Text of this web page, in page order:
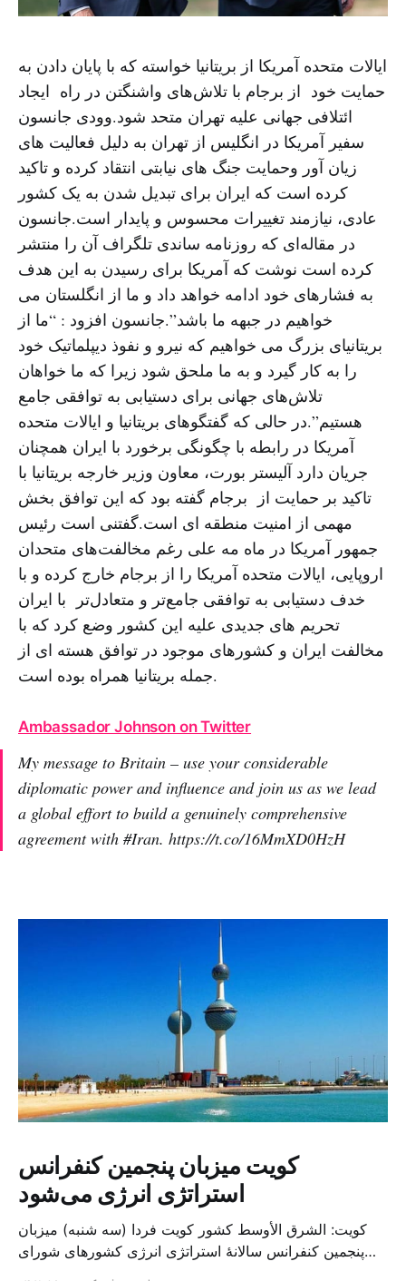
ایالات متحده آمریکا از بریتانیا خواسته که با پایان دادن به
حمایت خود از برجام با تلاش‌های واشنگتن در راه ایجاد
ائتلافی جهانی علیه تهران متحد شود.وودی جانسون
سفیر آمریکا در انگلیس از تهران به دلیل فعالیت های
زیان آور وحمایت جنگ های نیابتی انتقاد کرده و تاکید
کرده است که ایران برای تبدیل شدن به یک کشور
عادی، نیازمند تغییرات محسوس و پایدار است.جانسون
در مقاله‌ای که روزنامه ساندی تلگراف آن را منتشر
کرده است نوشت که آمریکا برای رسیدن به این هدف
به فشارهای خود ادامه خواهد داد و ما از انگلستان می
خواهیم در جبهه ما باشد”.جانسون افزود : “ما از
بریتانیای بزرگ می خواهیم که نیرو و نفوذ دیپلماتیک خود
را به کار گیرد و به ما ملحق شود زیرا که ما خواهان
تلاش‌های جهانی برای دستیابی به توافقی جامع
هستیم”.در حالی که گفتگوهای بریتانیا و ایالات متحده
آمریکا در رابطه با چگونگی برخورد با ایران همچنان
جریان دارد آلیستر بورت، معاون وزیر خارجه بریتانیا با
تاکید بر حمایت از برجام گفته بود که این توافق بخش
مهمی از امنیت منطقه ای است.گفتنی است رئیس
جمهور آمریکا در ماه مه علی رغم مخالفت‌های متحدان
اروپایی، ایالات متحده آمریکا را از برجام خارج کرده و با
خدف دستیابی به توافقی جامع‌تر و متعادل‌تر با ایران
تحریم های جدیدی علیه این کشور وضع کرد که با
مخالفت ایران و کشورهای موجود در توافق هسته ای از
جمله بریتانیا همراه بوده است.
Ambassador Johnson on Twitter
My message to Britain – use your considerable
diplomatic power and influence and join us as we lead
a global effort to build a genuinely comprehensive
agreement with #Iran. https://t.co/16MmXD0HzH
کویت میزبان پنجمین کنفرانس
استراتژی انرژی می‌شود
کویت: الشرق الأوسط کشور کویت فردا (سه شنبه) میزبان
پنجمین کنفرانس سالانهٔ استراتژی انرژی کشورهای شورای